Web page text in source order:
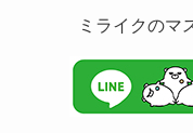
ミライクのマ